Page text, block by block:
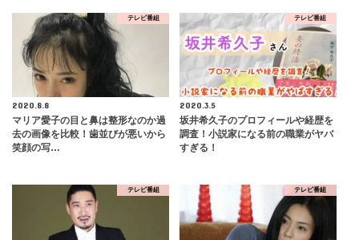
テレビ番組
2020.8.8
マリア愛子の目と鼻は整形なのか過
去の画像を比較！歯並びが悪いから
笑顔の写…
テレビ番組
2020.3.5
坂井希久子のプロフィールや経歴を
調査！小説家になる前の職業がヤバ
すぎる！
テレビ番組 テレビ番組